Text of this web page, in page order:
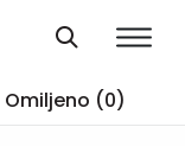
Omiljeno (0)